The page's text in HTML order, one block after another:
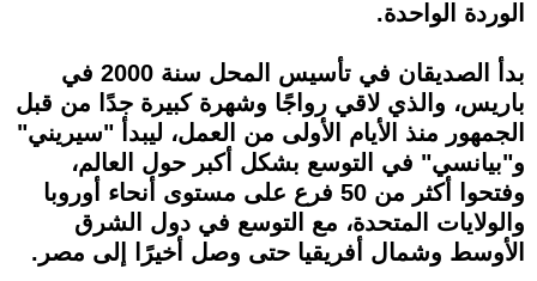
الوردة الواحدة.
بدأ الصديقان في تأسيس المحل سنة 2000 في
باريس، والذي لاقي رواجًا وشهرة كبيرة جدًا من قبل
الجمهور منذ الأيام الأولى من العمل، ليبدأ "سيريني"
و"بيانسي" في التوسع بشكل أكبر حول العالم،
وفتحوا أكثر من 50 فرع على مستوى أنحاء أوروبا
والولايات المتحدة، مع التوسع في دول الشرق
الأوسط وشمال أفريقيا حتى وصل أخيرًا إلى مصر.